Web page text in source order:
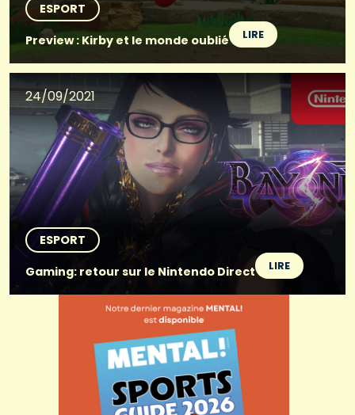
ESPORT
Preview : Kirby et le monde oublié
LIRE
24/09/2021
ESPORT
Gaming: retour sur le Nintendo Direct
LIRE